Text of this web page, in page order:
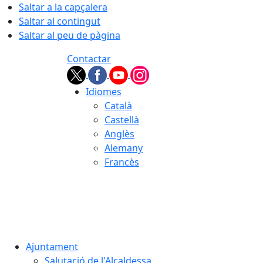
Saltar a la capçalera
Saltar al contingut
Saltar al peu de pàgina
Contactar
Idiomes
Català
Castellà
Anglès
Alemany
Francès
Ajuntament